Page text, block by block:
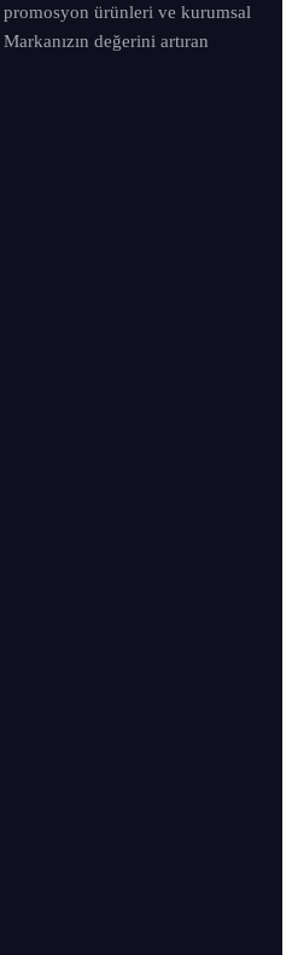
ürünleri ve kurumsal
değerini artıran